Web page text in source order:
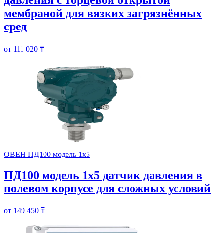
мембраной для вязких загрязнённых
сред
от 111 020 ₸
ОВЕН ПД100 модель 1х5
ПД100 модель 1х5 датчик давления в
полевом корпусе для сложных условий
от 149 450 ₸